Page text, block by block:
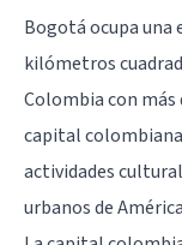
Bogotá ocupa
kilómetros
Colombia con
capital
actividades
urbanos de